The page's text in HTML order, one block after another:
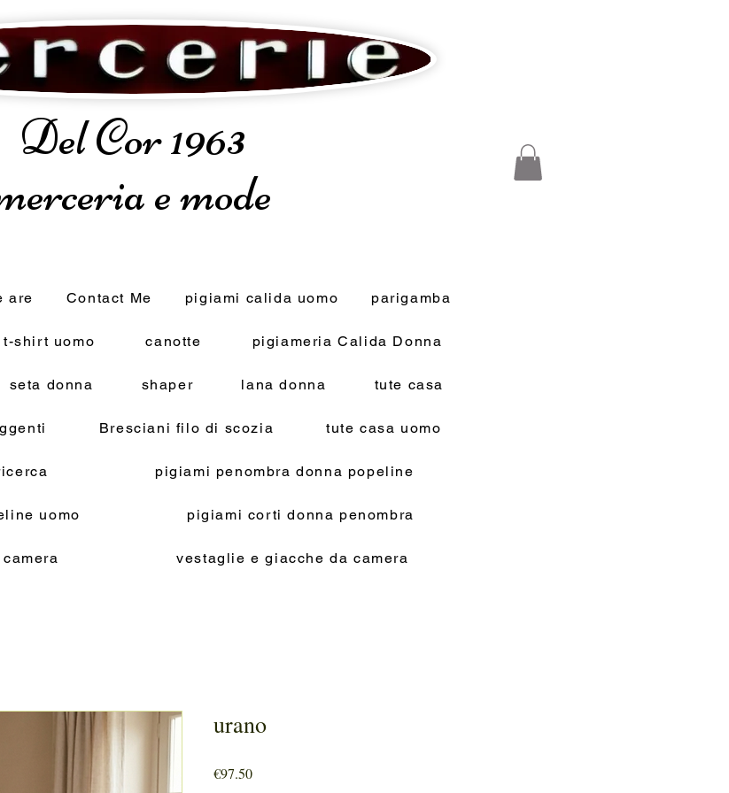
Del Cor 1963
e mode
are Contact Me pigiami calida uomo parigamba
t-shirt uomo canotte pigiameria Calida Donna
seta donna shaper lana donna tute casa
Bresciani filo di scozia tute casa uomo
pigiami penombra donna popeline
uomo pigiami corti donna penombra
vestaglie e giacche da camera
urano
€97.50Price